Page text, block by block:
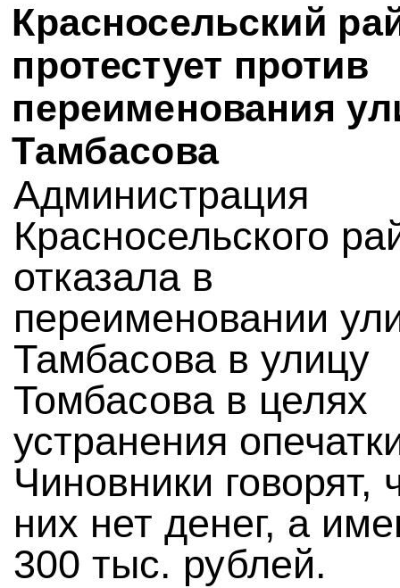
Красносельский
протестует против
переименования
Тамбасова
Администрация
Красносельского
отказала в
переименовании
Тамбасова в улицу
Томбасова в целях
устранения
Чиновники говорят,
них нет денег, а
300 тыс. рублей.